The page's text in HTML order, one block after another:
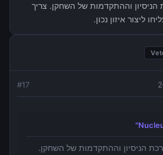
וההתקדמות של השחקן. צריך
ליצור איזון נכון.
#17
הניסיון וההתקדמות של השחקן.